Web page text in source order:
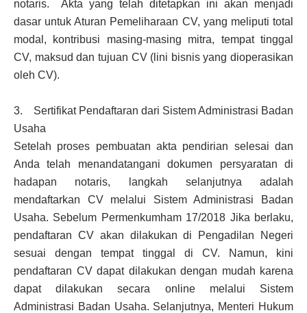
notaris. Akta yang telah ditetapkan ini akan menjadi
dasar untuk Aturan Pemeliharaan CV, yang meliputi total
modal, kontribusi masing-masing mitra, tempat tinggal
CV, maksud dan tujuan CV (lini bisnis yang dioperasikan
oleh CV).
3. Sertifikat Pendaftaran dari Sistem Administrasi Badan
Usaha
Setelah proses pembuatan akta pendirian selesai dan
Anda telah menandatangani dokumen persyaratan di
hadapan notaris, langkah selanjutnya adalah
mendaftarkan CV melalui Sistem Administrasi Badan
Usaha. Sebelum Permenkumham 17/2018 Jika berlaku,
pendaftaran CV akan dilakukan di Pengadilan Negeri
sesuai dengan tempat tinggal di CV. Namun, kini
pendaftaran CV dapat dilakukan dengan mudah karena
dapat dilakukan secara online melalui Sistem
Administrasi Badan Usaha. Selanjutnya, Menteri Hukum